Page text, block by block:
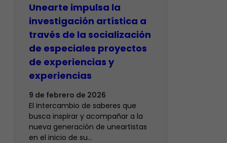
Unearte impulsa la
investigación artística a
través de la socialización
de especiales proyectos
de experiencias y
experiencias
9 de febrero de 2026
El intercambio de saberes que
busca inspirar y acompañar a la
nueva generación de uneartistas
en el inicio de su…